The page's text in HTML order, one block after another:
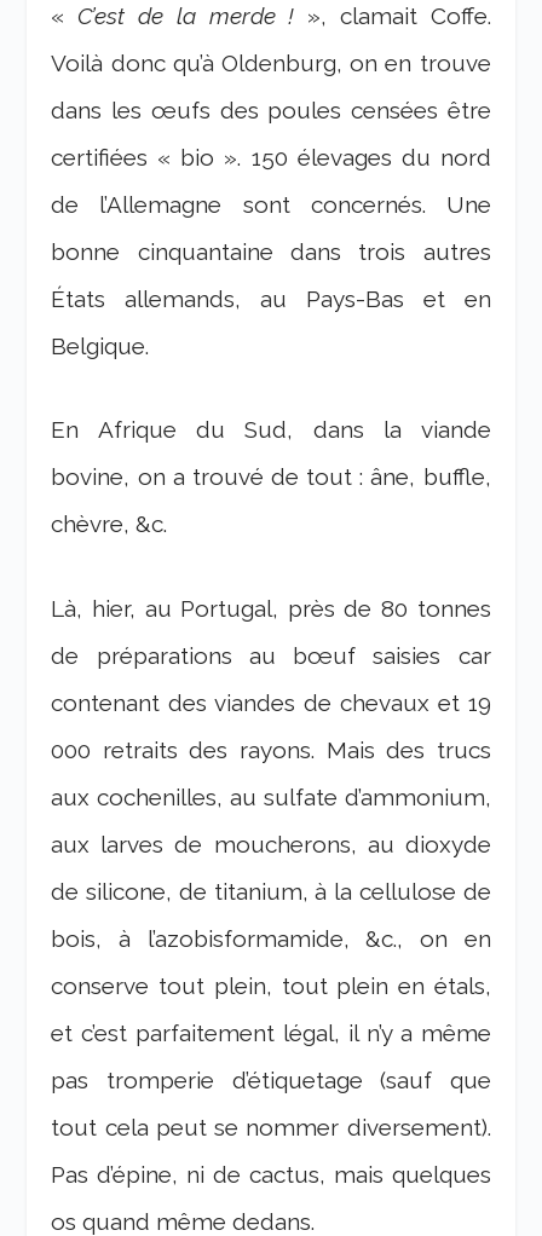
« C’est de la merde ! », clamait Coffe.
Voilà donc qu’à Oldenburg, on en trouve
dans les œufs des poules censées être
certifiées « bio ». 150 élevages du nord
de l’Allemagne sont concernés. Une
bonne cinquantaine dans trois autres
États allemands, au Pays-Bas et en
Belgique.
En Afrique du Sud, dans la viande
bovine, on a trouvé de tout : âne, buffle,
chèvre, &c.
Là, hier, au Portugal, près de 80 tonnes
de préparations au bœuf saisies car
contenant des viandes de chevaux et 19
000 retraits des rayons. Mais des trucs
aux cochenilles, au sulfate d’ammonium,
aux larves de moucherons, au dioxyde
de silicone, de titanium, à la cellulose de
bois, à l’azobisformamide, &c., on en
conserve tout plein, tout plein en étals,
et c’est parfaitement légal, il n’y a même
pas tromperie d’étiquetage (sauf que
tout cela peut se nommer diversement).
Pas d’épine, ni de cactus, mais quelques
os quand même dedans.